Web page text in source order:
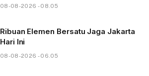
08-08-2026 - 08.05
Ribuan Elemen Bersatu Jaga Jakarta
Hari Ini
08-08-2026 - 06.05